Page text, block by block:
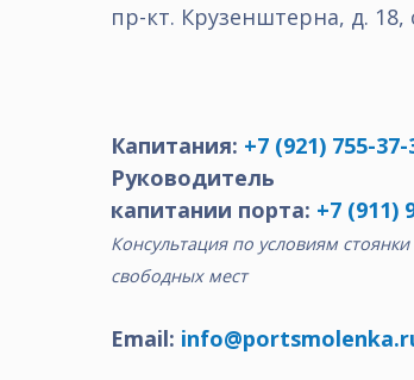
пр-кт. Крузенштерна, д. 18,
Капитания: +7 (921) 755-37-
Руководитель
капитании порта: +7 (911)
Консультация по условиям
свободных мест
Email: